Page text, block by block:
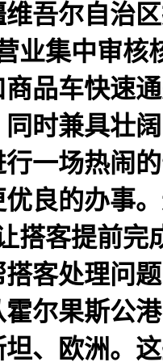
吾尔自治
集中审核
品车快速
时兼具壮
一场热闹
良的办事
搭客提前完
客处理问
尔果斯公
、欧洲。